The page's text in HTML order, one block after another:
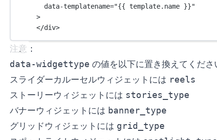
data-templatename="{{ template.name }}"
>
</div>
注意：
data-widgettype の値を以下に置き換えてくださ
スライダーカルーセルウィジェットには reels
ストーリーウィジェットには stories_type
バナーウィジェットには banner_type
グリッドウィジェットには grid_type